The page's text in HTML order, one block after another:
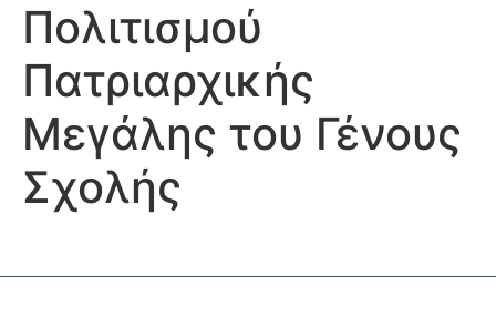
Πολιτισμού
Πατριαρχικής
Μεγάλης του Γένους
Σχολής